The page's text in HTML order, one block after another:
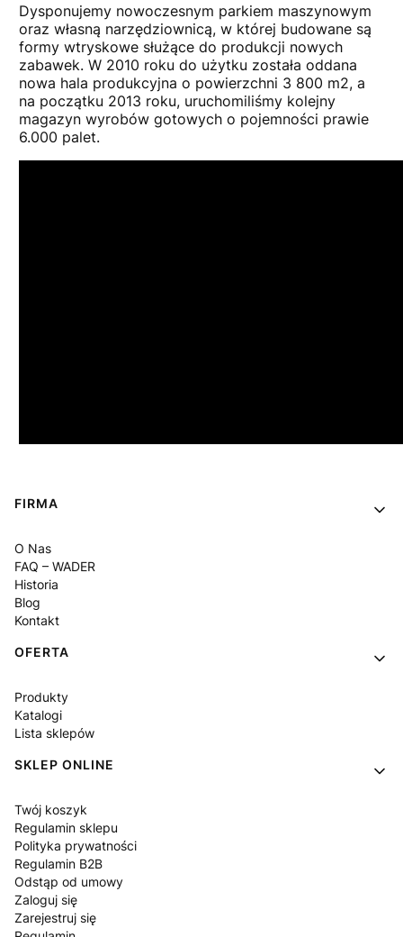
Dysponujemy nowoczesnym parkiem maszynowym
oraz własną narzędziownicą, w której budowane są
formy wtryskowe służące do produkcji nowych
zabawek. W 2010 roku do użytku została oddana
nowa hala produkcyjna o powierzchni 3 800 m2, a
na początku 2013 roku, uruchomiliśmy kolejny
magazyn wyrobów gotowych o pojemności prawie
6.000 palet.
Linki w stopce
FIRMA
O Nas
FAQ – WADER
Historia
Blog
Kontakt
OFERTA
Produkty
Katalogi
Lista sklepów
SKLEP ONLINE
Twój koszyk
Regulamin sklepu
Polityka prywatności
Regulamin B2B
Odstąp od umowy
Zaloguj się
Zarejestruj się